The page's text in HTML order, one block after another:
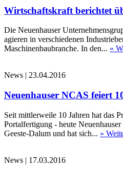
Wirtschaftskraft berichtet
Die Neuenhauser
agieren in verschiedenen
Maschinenbaubranche. In den... »
News 23.04.2016
Neuenhauser NCAS feiert
Seit mittlerweile 10 Jahren hat das
Portalfertigung - heute
Geeste-Dalum und hat sich... »
News | 17.03.2016